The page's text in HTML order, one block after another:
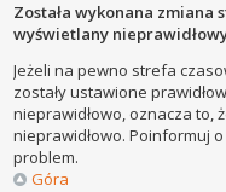
Została wykonana zmiana
wyświetlany
Jeżeli na pewno strefa
zostały ustawione
nieprawidłowo, oznacza to,
nieprawidłowo. Poinformuj
problem.
Góra